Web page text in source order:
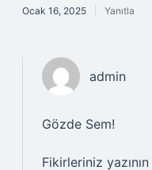
Ocak 16, 2025 Yanıtla
admin
Gözde Sem!
Fikirleriniz yazının